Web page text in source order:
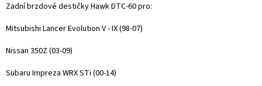
Zadní brzdové destičky Hawk DTC-60 pro:
Mitsubishi Lancer Evolution V - IX (98-07)
Nissan 350Z (03-09)
Subaru Impreza WRX STi (00-14)